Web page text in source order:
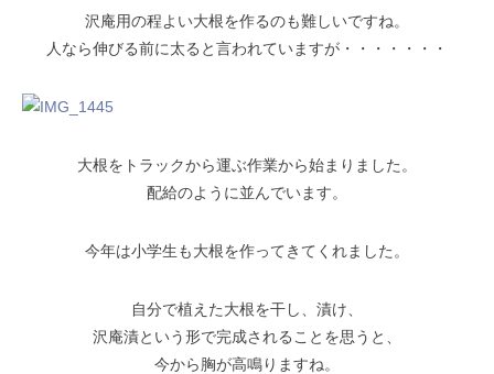
沢庵用の程よい大根を作るのも難しいですね。
人なら伸びる前に太ると言われていますが・・・・・・・
大根をトラックから運ぶ作業から始まりました。
配給のように並んでいます。
今年は小学生も大根を作ってきてくれました。
自分で植えた大根を干し、漬け、
沢庵漬という形で完成されることを思うと、
今から胸が高鳴りますね。